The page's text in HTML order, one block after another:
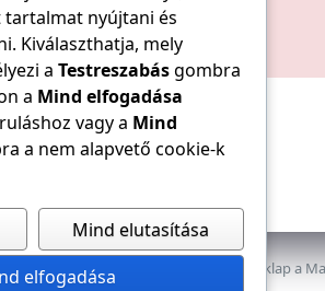
Az E-VILLAMOS szaklap
nyújtani és
Kiválaszthatja, mely
a Testreszabásgombra
a Mind elfogadása
vagy a Mind
a nem alapvető cookie-k
Mind elutasítása
elfogadása